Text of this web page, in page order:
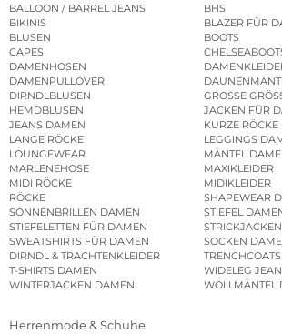
BALLOON / BARREL JEANS
BHS
BIKINIS
BLAZER FÜR
BLUSEN
BOOTS
CAPES
DAMENHOSEN
DAMENPULLOVER
DIRNDLBLUSEN
GROSSE
HEMDBLUSEN
JACKEN FÜR
JEANS DAMEN
KURZE RÖCKE
LANGE RÖCKE
LEGGINGS
LOUNGEWEAR
MÄNTEL
MARLENEHOSE
MAXIKLEIDER
MIDI RÖCKE
MIDIKLEIDER
RÖCKE
SHAPEWEAR
SONNENBRILLEN DAMEN
STIEFEL
STIEFELETTEN FÜR DAMEN
SWEATSHIRTS FÜR DAMEN
SOCKEN
DIRNDL & TRACHTENKLEIDER
TRENCHCOATS
T-SHIRTS DAMEN
WIDELEG
WINTERJACKEN DAMEN
WOLLMÄNTEL
Herrenmode & Schuhe